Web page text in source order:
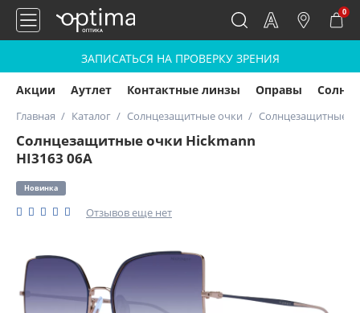
0
ЗАПИСАТЬСЯ НА ПРОВЕРКУ ЗРЕНИЯ
Акции Аутлет Контактные линзы Оправы
Главная Каталог Солнцезащитные очки Солнцезащитные
Солнцезащитные очки Hickmann
HI3163 06A
Новинка
Отзывов еще нет